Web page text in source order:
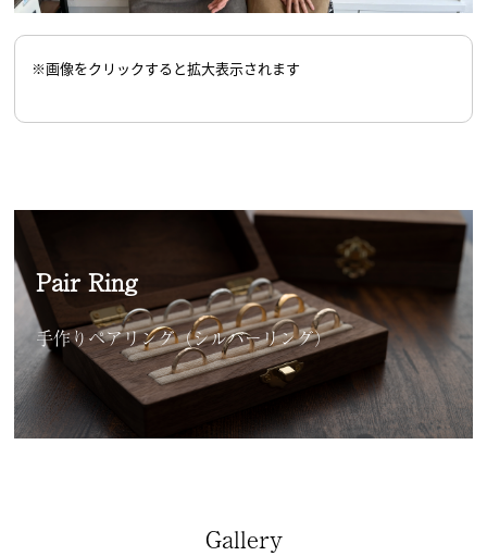
※画像をクリックすると拡大表示されます
Pair Ring
手作りペアリング（シルバーリング）
Gallery